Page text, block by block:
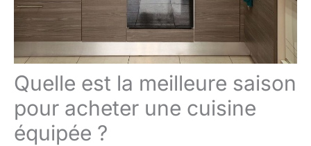
Quelle est la meilleure saison
pour acheter une cuisine
équipée ?